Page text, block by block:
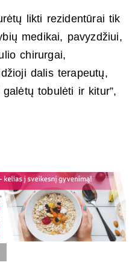
likti rezidentūrai tik
medikai, pavyzdžiui,
chirurgai,
dalis terapeutų,
tobulėti ir kitur”,